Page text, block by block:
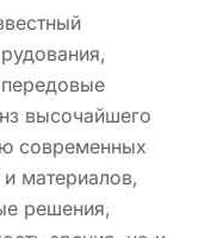
высочайшего
современных
материалов,
решения,